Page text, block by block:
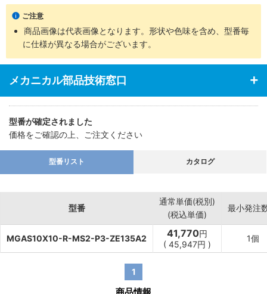
・精密に長さを測定可能なストロークセンサも選択可能
【用途】
・あらゆる業界の空気圧機器や生産ラインに対応
ご注意
商品画像は代表画像となります。形状や色味を含め、型番毎
に仕様が異なる場合がございます。
メカニカル部品技術窓口
型番が確定されました
価格をご確認の上、ご注文ください
型番リスト カタログ
型番
通常単価(税別)
(税込単価)
最小発注
MGAS10X10-R-MS2-P3-ZE135A2 41,770円
( 45,947円 )
1個
1
商品情報